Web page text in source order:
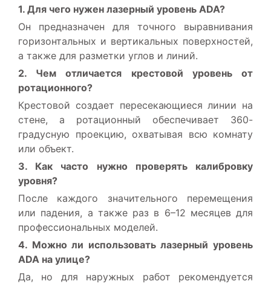
1. Для чего нужен лазерный уровень ADA?
Он предназначен для точного выравнивания
горизонтальных и вертикальных поверхностей,
а также для разметки углов и линий.
2. Чем отличается крестовой уровень от
ротационного?
Крестовой создает пересекающиеся линии на
стене, а ротационный обеспечивает 360-
градусную проекцию, охватывая всю комнату
или объект.
3. Как часто нужно проверять калибровку
уровня?
После каждого значительного перемещения
или падения, а также раз в 6–12 месяцев для
профессиональных моделей.
4. Можно ли использовать лазерный уровень
ADA на улице?
Да, но для наружных работ рекомендуется